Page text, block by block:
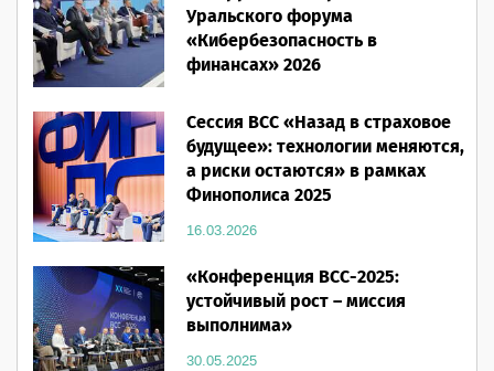
Уральского форума
«Кибербезопасность в
финансах» 2026
Сессия ВСС «Назад в страховое
будущее»: технологии меняются,
а риски остаются» в рамках
Финополиса 2025
16.03.2026
«Конференция ВСС-2025:
устойчивый рост – миссия
выполнима»
30.05.2025